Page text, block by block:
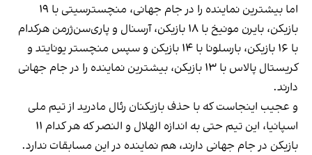
اما بیشترین نماینده را در جام جهانی، منچسترسیتی با ۱۹
بازیکن، بایرن مونیخ با ۱۸ بازیکن، آرسنال و پاری‌سن‌ژرمن هرکدام
با ۱۶ بازیکن، بارسلونا با ۱۴ بازیکن و سپس منچستر یونایتد و
کریستال پالاس با ۱۳ بازیکن، بیشترین نماینده را در جام جهانی
دارند.
و عجیب اینجاست که با حذف بازیکنان رئال مادرید از تیم ملی
اسپانیا، این تیم حتی به اندازه الهلال و النصر که هر کدام ۱۱
بازیکن در جام جهانی دارند، هم نماینده‌‌ در این مسابقات ندارد.